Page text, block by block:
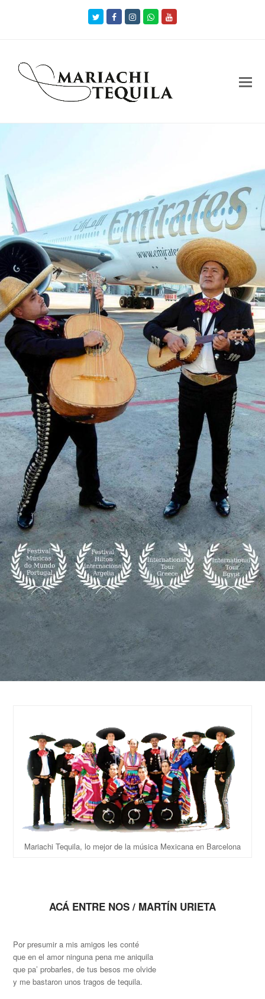
Twitter FacebookInstagramWhatsapp
Mariachi Tequila, lo mejor de la música Mexicana en Barcelona
ACÁ ENTRE NOS / MARTÍN URIETA
Por presumir a mis amigos les conté
que en el amor ninguna pena me aniquila
que pa’ probarles, de tus besos me olvide
y me bastaron unos tragos de tequila.